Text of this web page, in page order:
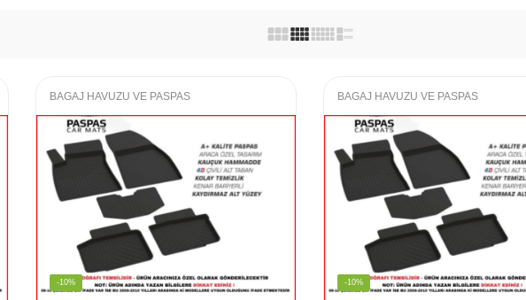
BAGAJ HAVUZU VE PASPAS
-10%
BAGAJ HAVUZU VE PASPAS
-10%